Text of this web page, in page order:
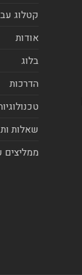
קטלוג
אודות
בלוג
הדרכות
שאלות
ממליצים